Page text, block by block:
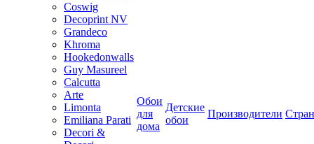
Coswig
Decoprint NV
Grandeco
Khroma
Hookedonwalls
Guy Masureel
Calcutta
Arte
Limonta
Emiliana Parati
Decori &
Обои
для
дома
Детские
обои
Производители